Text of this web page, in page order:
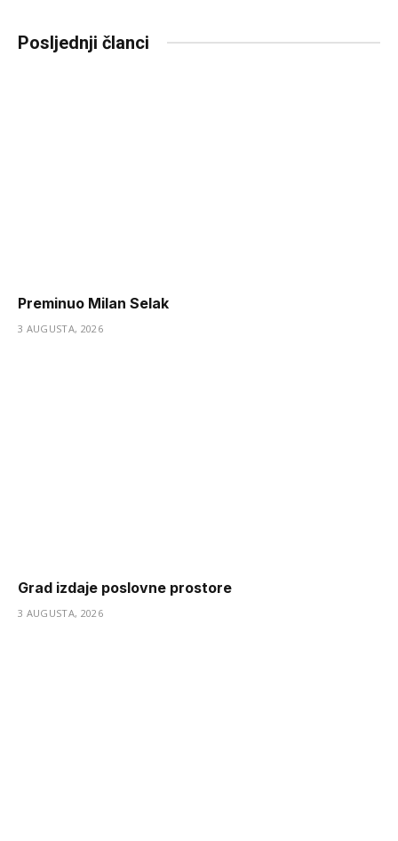
Posljednji članci
Preminuo Milan Selak
3 AUGUSTA, 2026
Grad izdaje poslovne prostore
3 AUGUSTA, 2026